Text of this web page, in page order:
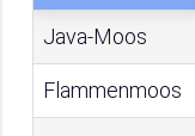
Java-Moos
Flammenmoos